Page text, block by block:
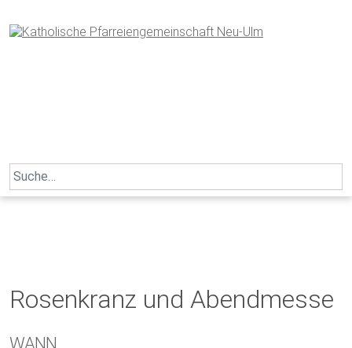
to
content
Search
for:
Rosenkranz und Abendmesse
WANN